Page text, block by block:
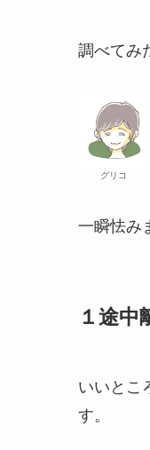
調べてみ
グリコ
一瞬怯み
１途中
いいとこ
す。